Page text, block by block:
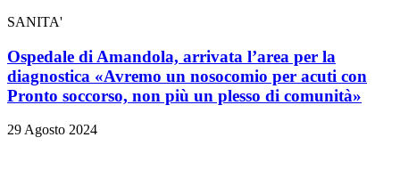
SANITA'
Ospedale di Amandola, arrivata l’area per la
diagnostica «Avremo un nosocomio per acuti con
Pronto soccorso, non più un plesso di comunità»
29 Agosto 2024